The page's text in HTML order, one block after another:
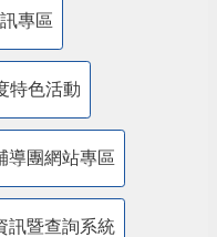
專區
特色活動
導團網站專區
訊暨查詢系統